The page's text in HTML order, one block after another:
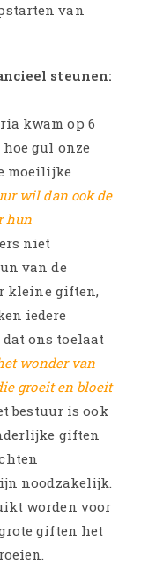
van
steunen:
kwam op 6
gul onze
moeilijke
wil dan ook de
hun
niet
van de
kleine giften,
iedere
ons toelaat
wonder van
groeit en bloeit
bestuur is ook
giften
noodzakelijk.
worden voor
giften het